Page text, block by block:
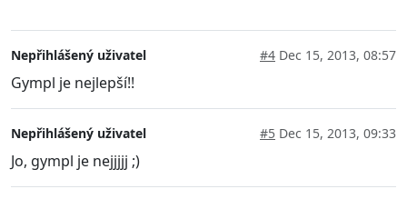
Nepřihlášený uživatel #4 Dec 15, 2013, 08:57
Gympl je nejlepší!!
Nepřihlášený uživatel #5 Dec 15, 2013, 09:33
Jo, gympl je nejjjjj ;)